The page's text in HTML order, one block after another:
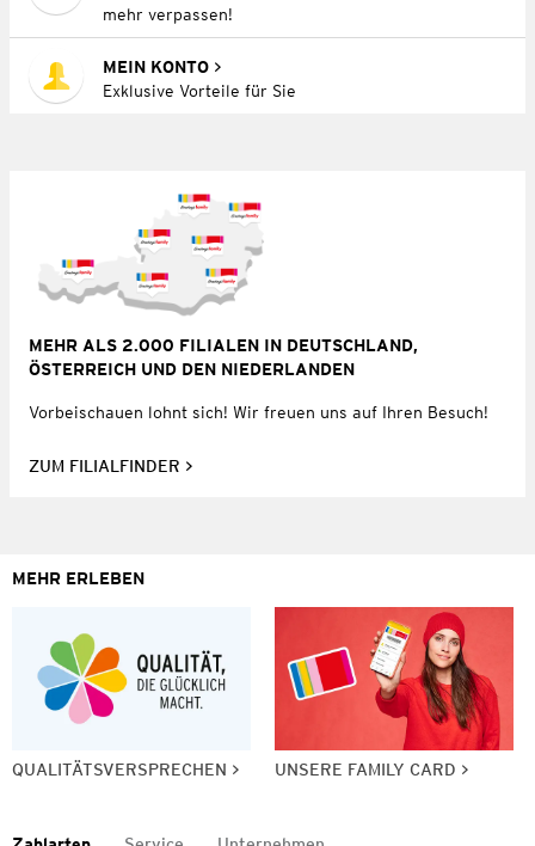
mehr verpassen!
MEIN KONTO
Exklusive Vorteile für Sie
MEHR ALS 2.000 FILIALEN IN DEUTSCHLAND,
ÖSTERREICH UND DEN NIEDERLANDEN
Vorbeischauen lohnt sich! Wir freuen uns auf Ihren Besuch!
ZUM FILIALFINDER
MEHR ERLEBEN
QUALITÄTSVERSPRECHEN UNSERE FAMILY CARD